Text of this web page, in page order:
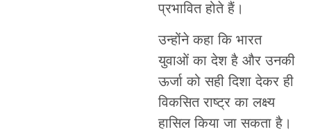
प्रभावित होते हैं।
उन्होंने कहा कि भारत
युवाओं का देश है और उनकी
ऊर्जा को सही दिशा देकर ही
विकसित राष्ट्र का लक्ष्य
हासिल किया जा सकता है।